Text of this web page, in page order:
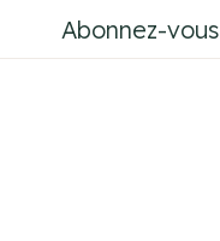
au
Abonnez-